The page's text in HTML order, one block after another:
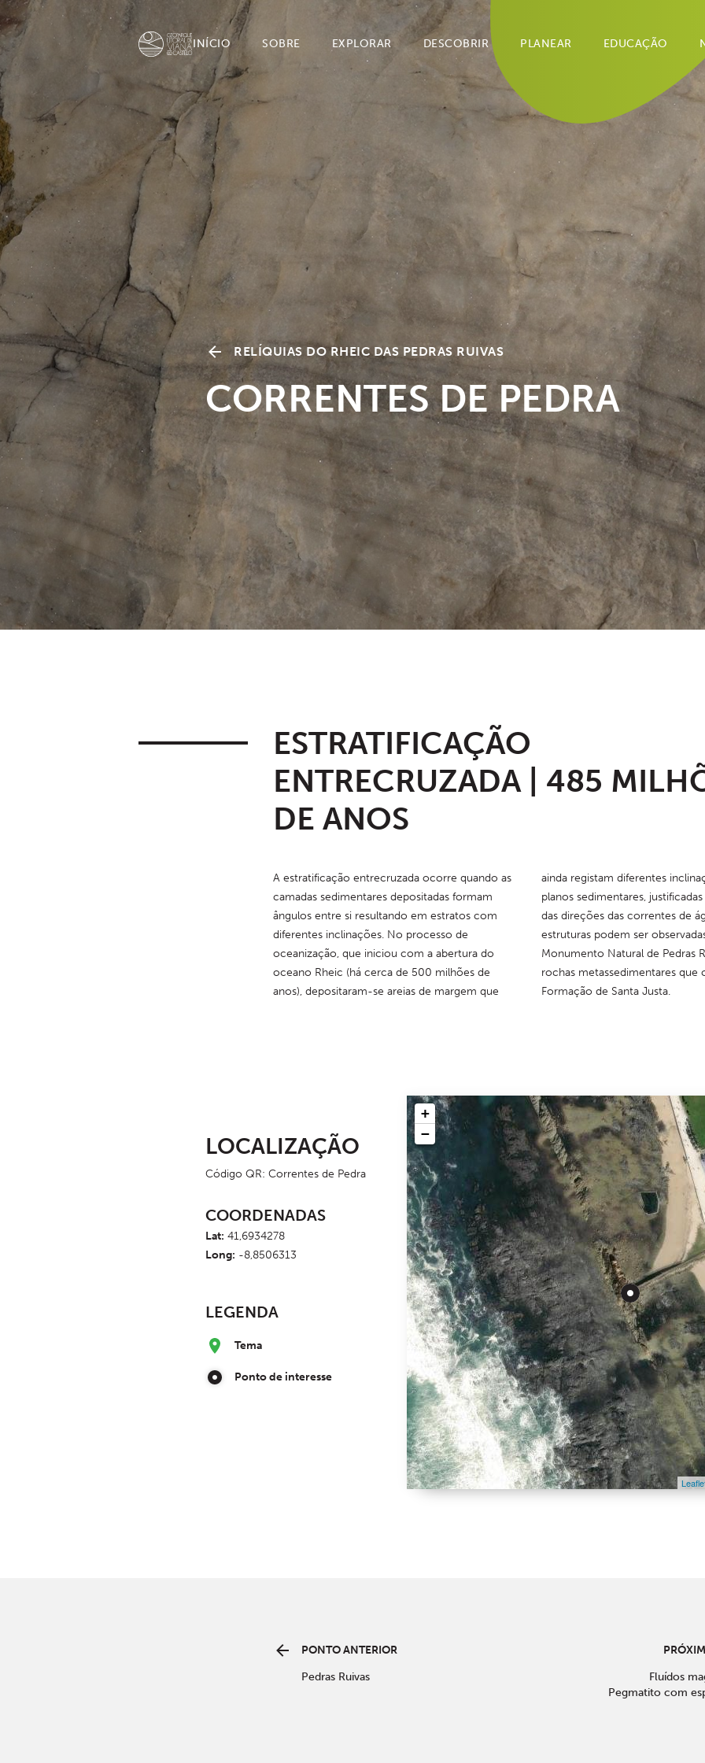
INÍCIO SOBRE EXPLORAR DESCOBRIR PLANEAR EDUCAÇÃO
RELÍQUIAS DO RHEIC DAS PEDRAS RUIVAS
CORRENTES DE PEDRA
ESTRATIFICAÇÃO
ENTRECRUZADA | 485
DE ANOS
A estratificação entrecruzada ocorre quando as
camadas sedimentares depositadas formam
ângulos entre si resultando em estratos com
diferentes inclinações. No processo de
oceanização, que iniciou com a abertura do
oceano Rheic (há cerca de 500 milhões de
anos), depositaram-se areias de margem que
ainda registam diferentes inclinações dos seus
planos sedimentares, justificadas com a variação
das direções das correntes de água. Estas
estruturas podem ser observadas neste
Monumento Natural de Pedras Ruivas nas
rochas metassedimentares que constituem a
Formação de Santa Justa.
LOCALIZAÇÃO
Código QR: Correntes de Pedra
COORDENADAS
Lat: 41,6934278
Long: -8,8506313
LEGENDA
Tema
Ponto de interesse
+
−
PONTO ANTERIOR
Pedras Ruivas
Fluídos
Pegmatito com